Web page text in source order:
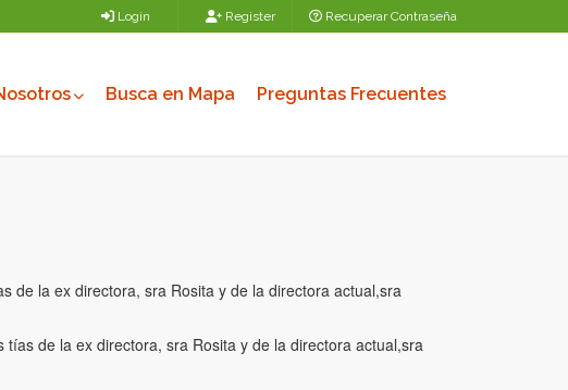
Login Register Recuperar Contraseña
Busca en Mapa Preguntas Frecuentes
de la ex directora, sra Rosita y de la directora actual,sra
de la ex directora, sra Rosita y de la directora actual,sra